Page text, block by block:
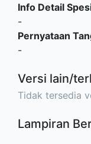
Info Detail
-
Pernyataan
-
Versi lain/
Tidak tersedia
Lampiran